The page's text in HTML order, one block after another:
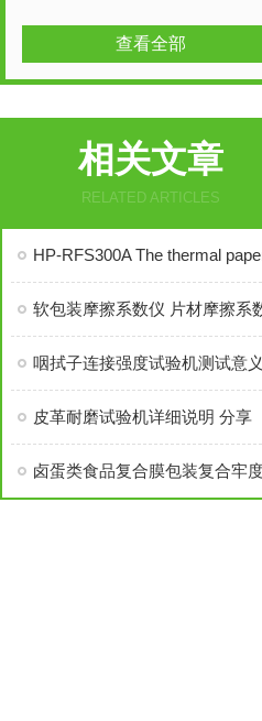
查看全部
相关文章
RELATED ARTICLES
咽拭子连接强度试验机测试意义
皮革耐磨试验机详细说明 分享